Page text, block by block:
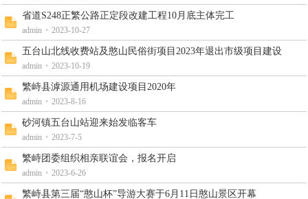
省道S248正繁公路正定段改建工程10月底主体完工
admin • 2023-10-27
五台山北线收费站及憨山民俗街项目2023年退出市级项目建设
admin • 2023-10-19
繁峙县滹源通用机场建设项目2020年
admin • 2023-8-16
砂河镇五台山站迎来始发临客车
admin • 2023-7-5
繁峙团委组织相亲联谊会，报名开启
admin • 2023-6-26
繁峙县第三届“憨山杯”导游大赛于6月11日憨山景区开幕